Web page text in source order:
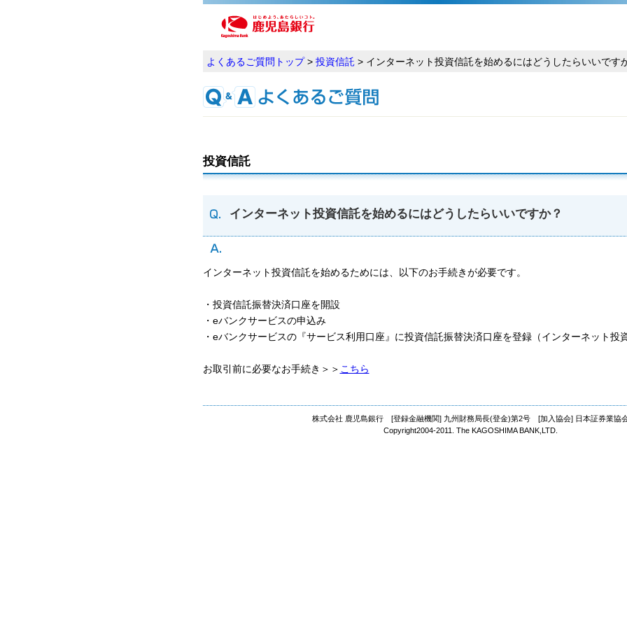
よくあるご質問トップ> 投資信託 > インターネット投資信託を始めるにはどうしたらいいです
投資信託
インターネット投資信託を始めるにはどうしたらいいですか？
インターネット投資信託を始めるためには、以下のお手続きが必要です。
・投資信託振替決済口座を開設
・eバンクサービスの申込み
・eバンクサービスの『サービス利用口座』に投資信託振替決済口座を登録（インターネット投
お取引前に必要なお手続き＞＞ こちら
株式会社 鹿児島銀行 [登録金融機関] 九州財務局長(登金)第2号 [加入協会] 日本証券業協
Copyright2004-2011. The KAGOSHIMA BANK,LTD.